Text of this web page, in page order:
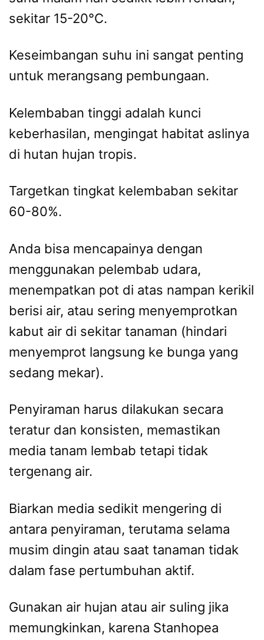
sekitar 15-20°C.
Keseimbangan suhu ini sangat penting
untuk merangsang pembungaan.
Kelembaban tinggi adalah kunci
keberhasilan, mengingat habitat aslinya
di hutan hujan tropis.
Targetkan tingkat kelembaban sekitar
60-80%.
Anda bisa mencapainya dengan
menggunakan pelembab udara,
menempatkan pot di atas nampan kerikil
berisi air, atau sering menyemprotkan
kabut air di sekitar tanaman (hindari
menyemprot langsung ke bunga yang
sedang mekar).
Penyiraman harus dilakukan secara
teratur dan konsisten, memastikan
media tanam lembab tetapi tidak
tergenang air.
Biarkan media sedikit mengering di
antara penyiraman, terutama selama
musim dingin atau saat tanaman tidak
dalam fase pertumbuhan aktif.
Gunakan air hujan atau air suling jika
memungkinkan, karena Stanhopea